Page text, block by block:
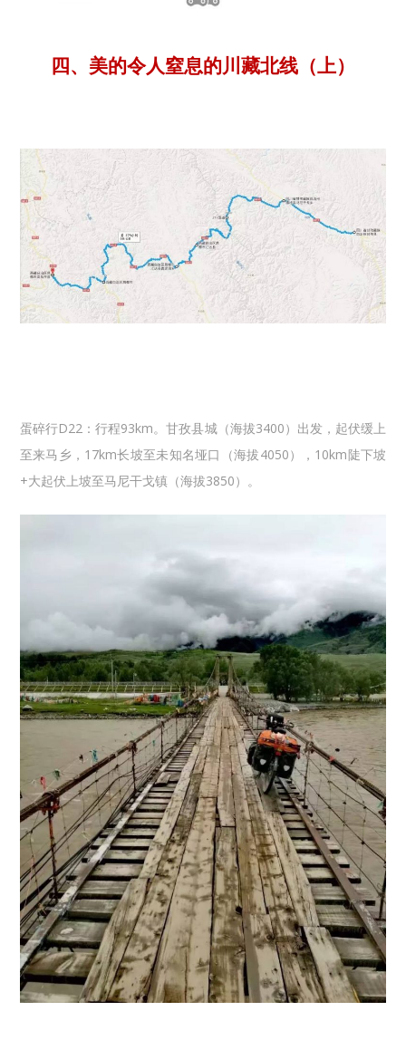
四、美的令人窒息的川藏北线（上）
蛋碎行D22：行程93km。甘孜县城（海拔3400）出发，起伏缓上
至来马乡，17km长坡至未知名垭口（海拔4050），10km陡下坡
+大起伏上坡至马尼干戈镇（海拔3850）。